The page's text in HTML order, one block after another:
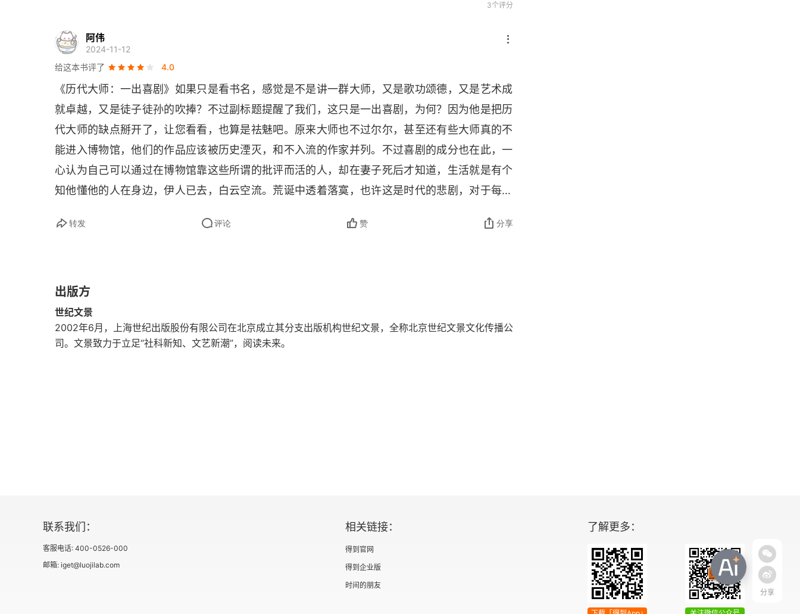
3个评分
阿伟
2024-11-12
给这本书评了
4.0
《历代大师：一出喜剧》如果只是看书名，感觉是不是讲一群大师，又是歌功颂德，又是艺术成
就卓越，又是徒子徒孙的吹捧？不过副标题提醒了我们，这只是一出喜剧，为何？因为他是把历
代大师的缺点掰开了，让您看看，也算是祛魅吧。原来大师也不过尔尔，甚至还有些大师真的不
能进入博物馆，他们的作品应该被历史湮灭，和不入流的作家并列。不过喜剧的成分也在此，一
心认为自己可以通过在博物馆靠这些所谓的批评而活的人，却在妻子死后才知道，生活就是有个
知他懂他的人在身边，伊人已去，白云空流。荒诞中透着落寞，也许这是时代的悲剧，对于每一
己构想的意义之海中，慢慢的消磨掉自己的一生。
转发 评论 赞 分享
出版方
世纪文景
2002年6月，上海世纪出版股份有限公司在北京成立其分支出版机构世纪文景，全称北京世纪文景文化传播公
司。文景致力于立足“社科新知、文艺新潮”，阅读未来。
分享
联系我们：
客服电话: 400-0526-000
邮箱: iget@luojilab.com
相关链接：
得到官网
得到企业版
时间的朋友
了解更多：